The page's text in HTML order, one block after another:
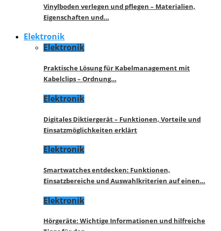
Vinylboden verlegen und pflegen – Materialien,
Eigenschaften und…
Elektronik
Elektronik
Praktische Lösung für Kabelmanagement mit
Kabelclips – Ordnung…
Elektronik
Digitales Diktiergerät – Funktionen, Vorteile und
Einsatzmöglichkeiten erklärt
Elektronik
Smartwatches entdecken: Funktionen,
Einsatzbereiche und Auswahlkriterien auf einen…
Elektronik
Hörgeräte: Wichtige Informationen und hilfreiche